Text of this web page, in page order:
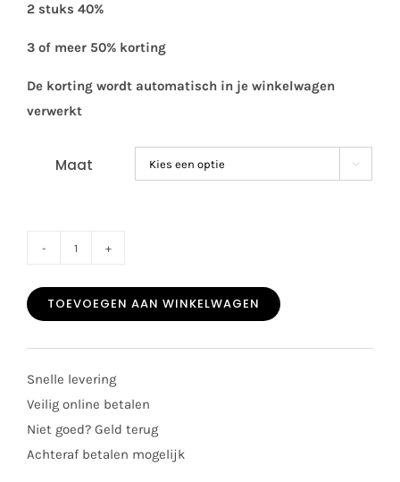
2 stuks 40%
3 of meer 50% korting
De korting wordt automatisch in je winkelwagen
verwerkt
Maat 
Patachou
girls
3008
wit/beige
aantal
TOEVOEGEN AAN WINKELWAGEN
Snelle levering
Veilig online betalen
Niet goed? Geld terug
Achteraf betalen mogelijk